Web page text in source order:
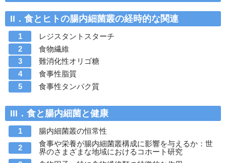
II．食とヒトの腸内細菌叢の経時的な関連
レジスタントスターチ
食物繊維
難消化性オリゴ糖
食事性脂質
食事性タンパク質
III．食と腸内細菌と健康
腸内細菌叢の恒常性
食事や栄養が腸内細菌叢構成に影響を与えるか：世
界のさまざまな地域におけるコホート研究